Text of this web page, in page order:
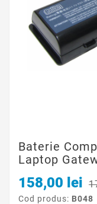
Baterie
Laptop
158,00 lei
Cod produs: B048